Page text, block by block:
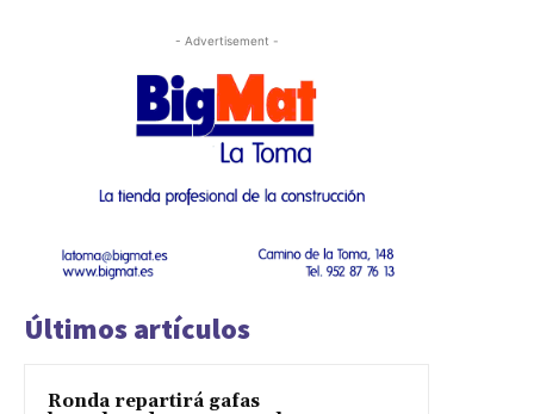
- Advertisement -
Últimos artículos
Ronda repartirá gafas